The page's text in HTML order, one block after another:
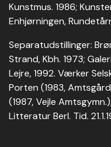
Kunstmus. 1986;
Enhjørningen,
Separatudstillinger:
Strand, Kbh. 1973;
Lejre, 1992. Værker
Porten (1983,
(1987, Vejle
Litteratur Berl. Tid.